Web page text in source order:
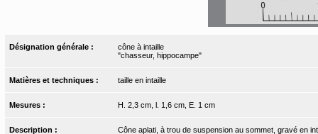
Désignation générale :
cône à intaille
"chasseur, hippocampe"
Matières et techniques : taille en intaille
Mesures : H. 2,3 cm, l. 1,6 cm, E. 1 cm
Description :
Cône aplati, à trou de suspension au sommet, gravé en